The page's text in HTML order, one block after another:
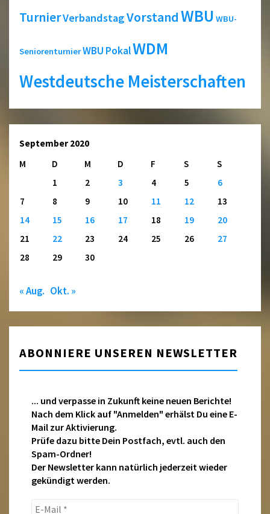
TurnierVerbandstagVorstandWBU WBU-
SeniorenturnierWBU PokalWDM
Westdeutsche Meisterschaften
September 2020
M
D M D F S
S
1
2 3 4 5
6
7
8 9 10 11 12
13
14
15 16 17 18 19
20
21
22 23 24 25 26
27
28
29 30
« Aug. Okt. »
ABONNIERE UNSEREN NEWSLETTER
... und verpasse in Zukunft keine neuen Berichte!
Nach dem Klick auf "Anmelden" erhälst Du eine E-
Mail zur Aktivierung.
Prüfe dazu bitte Dein Postfach, evtl. auch den
Spam-Ordner!
Der Newsletter kann natürlich jederzeit wieder
gekündigt werden.
E-